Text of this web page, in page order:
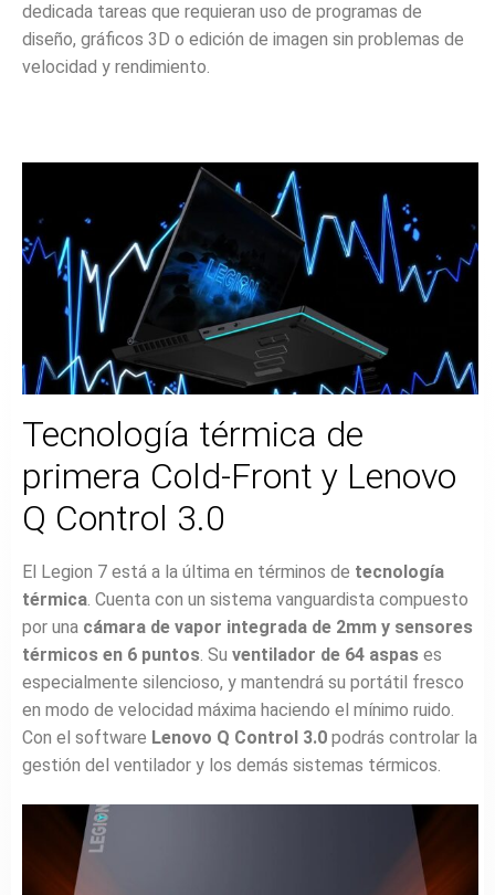
dedicada tareas que requieran uso de programas de
diseño, gráficos 3D o edición de imagen sin problemas de
velocidad y rendimiento.
Tecnología térmica de
primera Cold-Front y Lenovo
Q Control 3.0
El Legion 7 está a la última en términos de tecnología
térmica. Cuenta con un sistema vanguardista compuesto
por una cámara de vapor integrada de 2mm y sensores
térmicos en 6 puntos. Su ventilador de 64 aspas es
especialmente silencioso, y mantendrá su portátil fresco
en modo de velocidad máxima haciendo el mínimo ruido.
Con el software Lenovo Q Control 3.0 podrás controlar la
gestión del ventilador y los demás sistemas térmicos.